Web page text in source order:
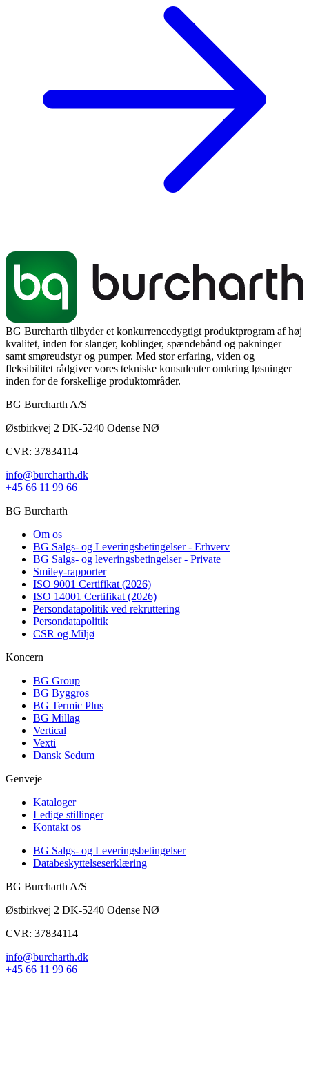
BG Burcharth tilbyder et konkurrencedygtigt produktprogram af høj
kvalitet, inden for slanger, koblinger, spændebånd og pakninger
samt smøreudstyr og pumper. Med stor erfaring, viden og
fleksibilitet rådgiver vores tekniske konsulenter omkring løsninger
inden for de forskellige produktområder.
BG Burcharth A/S
Østbirkvej 2 DK-5240 Odense NØ
CVR: 37834114
info@burcharth.dk
+45 66 11 99 66
BG Burcharth
Om os
BG Salgs- og Leveringsbetingelser - Erhverv
BG Salgs- og leveringsbetingelser - Private
Smiley-rapporter
ISO 9001 Certifikat (2026)
ISO 14001 Certifikat (2026)
Persondatapolitik ved rekruttering
Persondatapolitik
CSR og Miljø
Koncern
BG Group
BG Byggros
BG Termic Plus
BG Millag
Vertical
Vexti
Dansk Sedum
Genveje
Kataloger
Ledige stillinger
Kontakt os
BG Salgs- og Leveringsbetingelser
Databeskyttelseserklæring
BG Burcharth A/S
Østbirkvej 2 DK-5240 Odense NØ
CVR: 37834114
info@burcharth.dk
+45 66 11 99 66